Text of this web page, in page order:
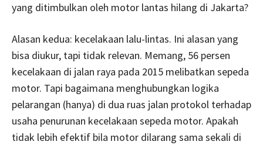
yang ditimbulkan oleh motor lantas hilang di Jakarta?
Alasan kedua: kecelakaan lalu-lintas. Ini alasan yang
bisa diukur, tapi tidak relevan. Memang, 56 persen
kecelakaan di jalan raya pada 2015 melibatkan sepeda
motor. Tapi bagaimana menghubungkan logika
pelarangan (hanya) di dua ruas jalan protokol terhadap
usaha penurunan kecelakaan sepeda motor. Apakah
tidak lebih efektif bila motor dilarang sama sekali di